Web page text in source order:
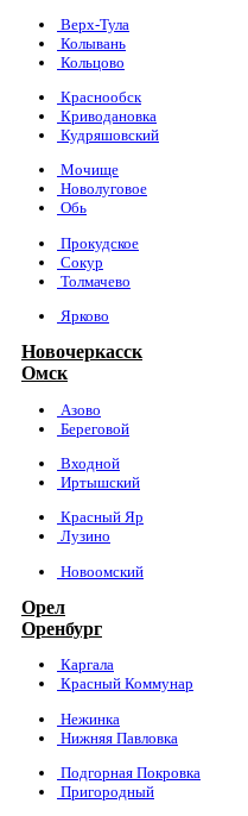
Верх-Тула
Колывань
Кольцово
Краснообск
Криводановка
Кудряшовский
Мочище
Новолуговое
Обь
Прокудское
Сокур
Толмачево
Ярково
Новочеркасск
Омск
Азово
Береговой
Входной
Иртышский
Красный Яр
Лузино
Новоомский
Орел
Оренбург
Каргала
Красный Коммунар
Нежинка
Нижняя Павловка
Подгорная Покровка
Пригородный